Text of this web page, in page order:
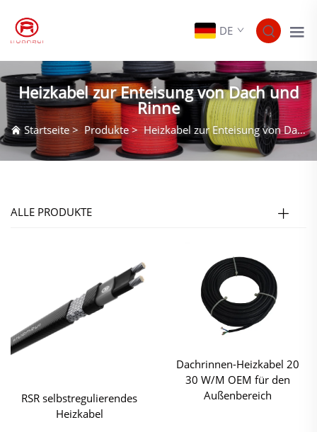
DE
Heizkabel zur Enteisung von Dach und
Rinne
Startseite>Produkte>Heizkabel zur Enteisung von Dach und Rinne
ALLE PRODUKTE
RSR selbstregulierendes
Heizkabel
Dachrinnen-Heizkabel 20
30 W/M OEM für den
Außenbereich